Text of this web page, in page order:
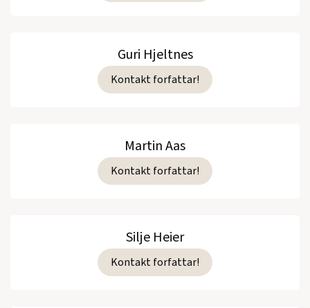
Guri Hjeltnes
Kontakt forfattar!
Martin Aas
Kontakt forfattar!
Silje Heier
Kontakt forfattar!